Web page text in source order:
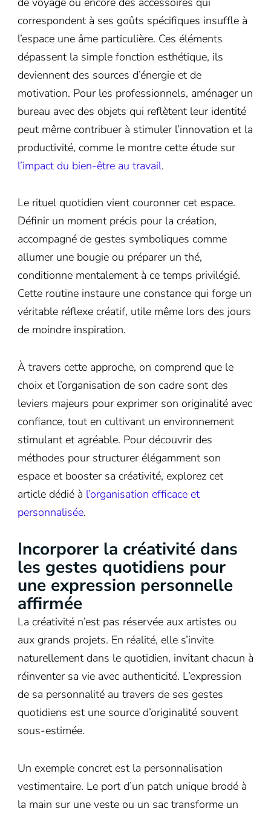
correspondent à ses goûts spécifiques insuffle à
l’espace une âme particulière. Ces éléments
dépassent la simple fonction esthétique, ils
deviennent des sources d’énergie et de
motivation. Pour les professionnels, aménager un
bureau avec des objets qui reflètent leur identité
peut même contribuer à stimuler l’innovation et la
productivité, comme le montre cette étude sur
l’impact du bien-être au travail.
Le rituel quotidien vient couronner cet espace.
Définir un moment précis pour la création,
accompagné de gestes symboliques comme
allumer une bougie ou préparer un thé,
conditionne mentalement à ce temps privilégié.
Cette routine instaure une constance qui forge un
véritable réflexe créatif, utile même lors des jours
de moindre inspiration.
À travers cette approche, on comprend que le
choix et l’organisation de son cadre sont des
leviers majeurs pour exprimer son originalité avec
confiance, tout en cultivant un environnement
stimulant et agréable. Pour découvrir des
méthodes pour structurer élégamment son
espace et booster sa créativité, explorez cet
article dédié à l’organisation efficace et
personnalisée.
Incorporer la créativité dans
les gestes quotidiens pour
une expression personnelle
affirmée
La créativité n’est pas réservée aux artistes ou
aux grands projets. En réalité, elle s’invite
naturellement dans le quotidien, invitant chacun à
réinventer sa vie avec authenticité. L’expression
de sa personnalité au travers de ses gestes
quotidiens est une source d’originalité souvent
sous-estimée.
Un exemple concret est la personnalisation
vestimentaire. Le port d’un patch unique brodé à
la main sur une veste ou un sac transforme un